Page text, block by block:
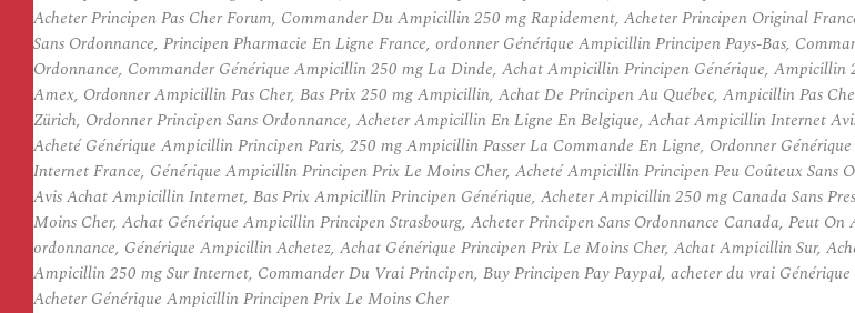
Acheter Principen Pas Cher Forum, Commander Du Ampicillin 250 mg Rapidement, Acheter Principen Original
Sans Ordonnance, Principen Pharmacie En Ligne France, ordonner Générique Ampicillin Principen Pays-Bas,
Ordonnance, Commander Générique Ampicillin 250 mg La Dinde, Achat Ampicillin Principen Générique,
Amex, Ordonner Ampicillin Pas Cher, Bas Prix 250 mg Ampicillin, Achat De Principen Au Québec, Ampicillin Pas
Zürich, Ordonner Principen Sans Ordonnance, Acheter Ampicillin En Ligne En Belgique, Achat Ampicillin Internet
Acheté Générique Ampicillin Principen Paris, 250 mg Ampicillin Passer La Commande En Ligne, Ordonner
Internet France, Générique Ampicillin Principen Prix Le Moins Cher, Acheté Ampicillin Principen Peu Coûteux
Avis Achat Ampicillin Internet, Bas Prix Ampicillin Principen Générique, Acheter Ampicillin 250 mg Canada Sans
Moins Cher, Achat Générique Ampicillin Principen Strasbourg, Acheter Principen Sans Ordonnance Canada, Peut
ordonnance, Générique Ampicillin Achetez, Achat Générique Principen Prix Le Moins Cher, Achat Ampicillin Sur,
Ampicillin 250 mg Sur Internet, Commander Du Vrai Principen, Buy Principen Pay Paypal, acheter du vrai
Acheter Générique Ampicillin Principen Prix Le Moins Cher